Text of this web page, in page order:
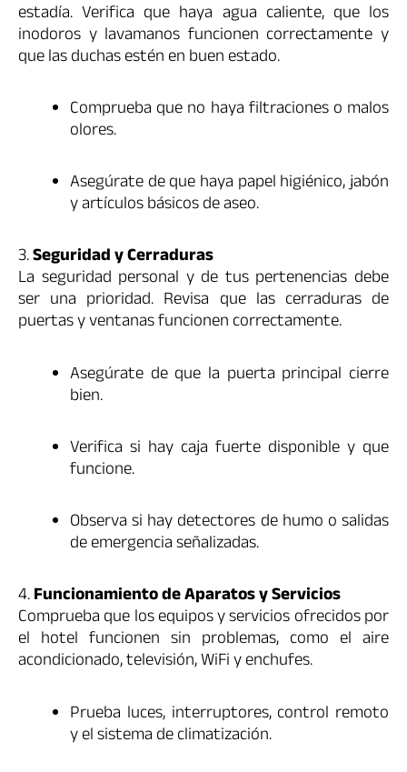
estadía. Verifica que haya agua caliente, que los
inodoros y lavamanos funcionen correctamente y
que las duchas estén en buen estado.
Comprueba que no haya filtraciones o malos
olores.
Asegúrate de que haya papel higiénico, jabón
y artículos básicos de aseo.
3.Seguridad y Cerraduras
La seguridad personal y de tus pertenencias debe
ser una prioridad. Revisa que las cerraduras de
puertas y ventanas funcionen correctamente.
Asegúrate de que la puerta principal cierre
bien.
Verifica si hay caja fuerte disponible y que
funcione.
Observa si hay detectores de humo o salidas
de emergencia señalizadas.
4.Funcionamiento de Aparatos y Servicios
Comprueba que los equipos y servicios ofrecidos por
el hotel funcionen sin problemas, como el aire
acondicionado, televisión, WiFi y enchufes.
Prueba luces, interruptores, control remoto
y el sistema de climatización.